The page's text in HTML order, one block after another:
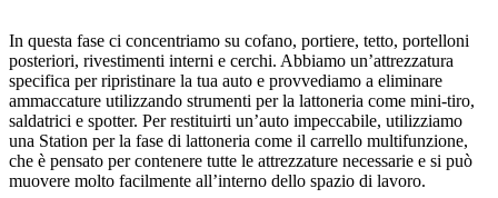
In questa fase ci concentriamo su cofano, portiere, tetto, portelloni
posteriori, rivestimenti interni e cerchi. Abbiamo un’attrezzatura
specifica per ripristinare la tua auto e provvediamo a eliminare
ammaccature utilizzando strumenti per la lattoneria come mini-tiro,
saldatrici e spotter. Per restituirti un’auto impeccabile, utilizziamo
una Station per la fase di lattoneria come il carrello multifunzione,
che è pensato per contenere tutte le attrezzature necessarie e si può
muovere molto facilmente all’interno dello spazio di lavoro.